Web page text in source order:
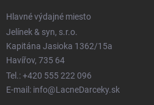
Hlavné výdajné miesto
Jelínek & syn, s.r.o.
Kapitána Jasioka 1362/15a
Havířov, 735 64
Tel.: +420 555 222 096
E-mail: info@LacneDarceky.sk